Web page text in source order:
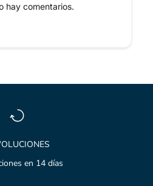
hay comentarios.
en 14 días